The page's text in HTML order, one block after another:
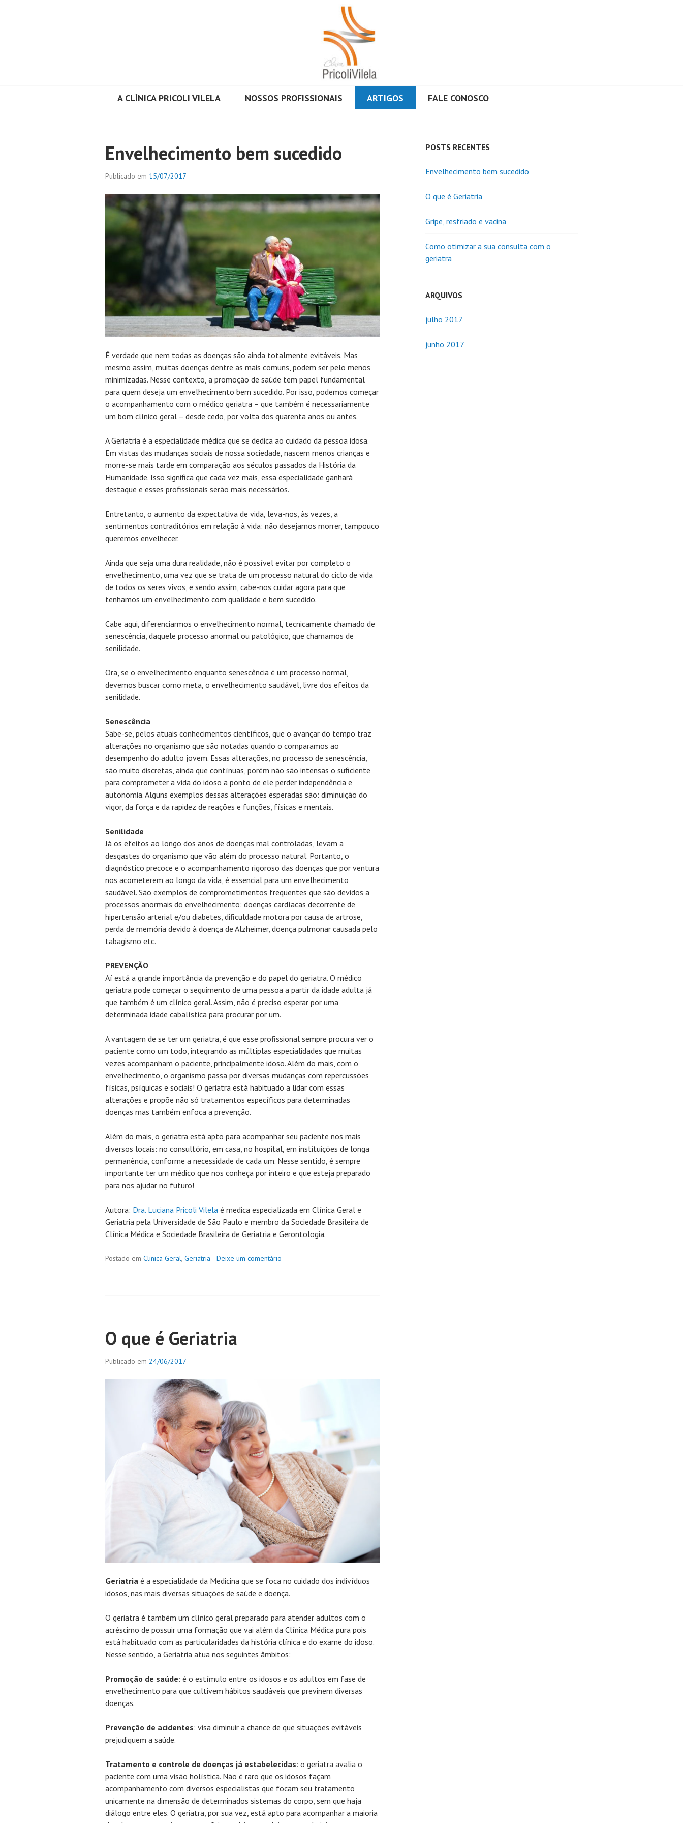
A CLÍNICA PRICOLI VILELA NOSSOS PROFISSIONAIS ARTIGOS FALE CONOSCO
Artigos
Envelhecimento bem sucedido
Publicado em 15/07/2017
É verdade que nem todas as doenças são ainda totalmente evitáveis. Mas
mesmo assim, muitas doenças dentre as mais comuns, podem ser pelo menos
minimizadas. Nesse contexto, a promoção de saúde tem papel fundamental
para quem deseja um envelhecimento bem sucedido. Por isso, podemos começar
o acompanhamento com o médico geriatra – que também é necessariamente
um bom clínico geral – desde cedo, por volta dos quarenta anos ou antes.
A Geriatria é a especialidade médica que se dedica ao cuidado da pessoa idosa.
Em vistas das mudanças sociais de nossa sociedade, nascem menos crianças e
morre-se mais tarde em comparação aos séculos passados da História da
Humanidade. Isso significa que cada vez mais, essa especialidade ganhará
destaque e esses profissionais serão mais necessários.
Entretanto, o aumento da expectativa de vida, leva-nos, às vezes, a
sentimentos contraditórios em relação à vida: não desejamos morrer, tampouco
queremos envelhecer.
Ainda que seja uma dura realidade, não é possível evitar por completo o
envelhecimento, uma vez que se trata de um processo natural do ciclo de vida
de todos os seres vivos, e sendo assim, cabe-nos cuidar agora para que
tenhamos um envelhecimento com qualidade e bem sucedido.
Cabe aqui, diferenciarmos o envelhecimento normal, tecnicamente chamado de
senescência, daquele processo anormal ou patológico, que chamamos de
senilidade.
Ora, se o envelhecimento enquanto senescência é um processo normal,
devemos buscar como meta, o envelhecimento saudável, livre dos efeitos da
senilidade.
Senescência
Sabe-se, pelos atuais conhecimentos científicos, que o avançar do tempo traz
alterações no organismo que são notadas quando o comparamos ao
desempenho do adulto jovem. Essas alterações, no processo de senescência,
são muito discretas, ainda que contínuas, porém não são intensas o suficiente
para comprometer a vida do idoso a ponto de ele perder independência e
autonomia. Alguns exemplos dessas alterações esperadas são: diminuição do
vigor, da força e da rapidez de reações e funções, físicas e mentais.
Senilidade
Já os efeitos ao longo dos anos de doenças mal controladas, levam a
desgastes do organismo que vão além do processo natural. Portanto, o
diagnóstico precoce e o acompanhamento rigoroso das doenças que por ventura
nos acometerem ao longo da vida, é essencial para um envelhecimento
saudável. São exemplos de comprometimentos freqüentes que são devidos a
processos anormais do envelhecimento: doenças cardíacas decorrente de
hipertensão arterial e/ou diabetes, dificuldade motora por causa de artrose,
perda de memória devido à doença de Alzheimer, doença pulmonar causada pelo
tabagismo etc.
PREVENÇÃO
Aí está a grande importância da prevenção e do papel do geriatra. O médico
geriatra pode começar o seguimento de uma pessoa a partir da idade adulta já
que também é um clínico geral. Assim, não é preciso esperar por uma
determinada idade cabalística para procurar por um.
A vantagem de se ter um geriatra, é que esse profissional sempre procura ver o
paciente como um todo, integrando as múltiplas especialidades que muitas
vezes acompanham o paciente, principalmente idoso. Além do mais, com o
envelhecimento, o organismo passa por diversas mudanças com repercussões
físicas, psíquicas e sociais! O geriatra está habituado a lidar com essas
alterações e propõe não só tratamentos específicos para determinadas
doenças mas também enfoca a prevenção.
Além do mais, o geriatra está apto para acompanhar seu paciente nos mais
diversos locais: no consultório, em casa, no hospital, em instituições de longa
permanência, conforme a necessidade de cada um. Nesse sentido, é sempre
importante ter um médico que nos conheça por inteiro e que esteja preparado
para nos ajudar no futuro!
Autora: Dra. Luciana Pricoli Vilela é medica especializada em Clínica Geral e
Geriatria pela Universidade de São Paulo e membro da Sociedade Brasileira de
Clínica Médica e Sociedade Brasileira de Geriatria e Gerontologia.
Postado em Clinica Geral Geriatria Deixe um comentário
O que é Geriatria
Publicado em 24/06/2017
Geriatria é a especialidade da Medicina que se foca no cuidado dos indivíduos
idosos, nas mais diversas situações de saúde e doença.
O geriatra é também um clínico geral preparado para atender adultos com o
acréscimo de possuir uma formação que vai além da Clínica Médica pura pois
está habituado com as particularidades da história clínica e do exame do idoso.
Nesse sentido, a Geriatria atua nos seguintes âmbitos:
Promoção de saúde: é o estímulo entre os idosos e os adultos em fase de
envelhecimento para que cultivem hábitos saudáveis que previnem diversas
doenças.
Prevenção de acidentes: visa diminuir a chance de que situações evitáveis
prejudiquem a saúde.
Tratamento e controle de doenças já estabelecidas: o geriatra avalia o
paciente com uma visão holística. Não é raro que os idosos façam
acompanhamento com diversos especialistas que focam seu tratamento
unicamente na dimensão de determinados sistemas do corpo, sem que haja
diálogo entre eles. O geriatra, por sua vez, está apto para acompanhar a maioria
POSTS RECENTES
Envelhecimento bem sucedido
O que é Geriatria
Gripe, resfriado e vacina
Como otimizar a sua consulta com o
geriatra
ARQUIVOS
julho 2017
junho 2017